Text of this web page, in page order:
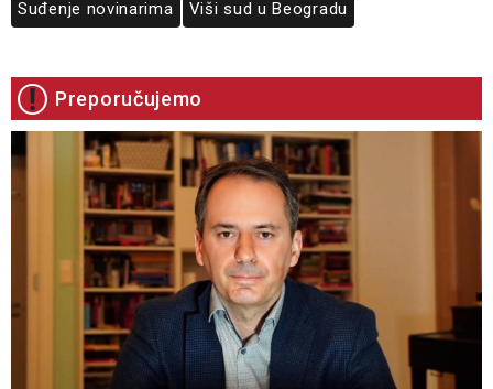
Suđenje novinarima Viši sud u Beogradu
Preporučujemo